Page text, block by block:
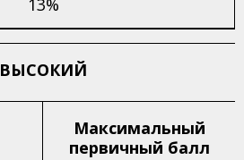
13%
ВЫСОКИЙ
Максимальный
первичный балл